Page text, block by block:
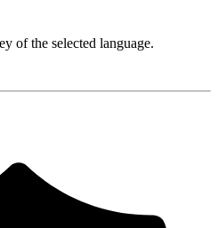
of the selected language.